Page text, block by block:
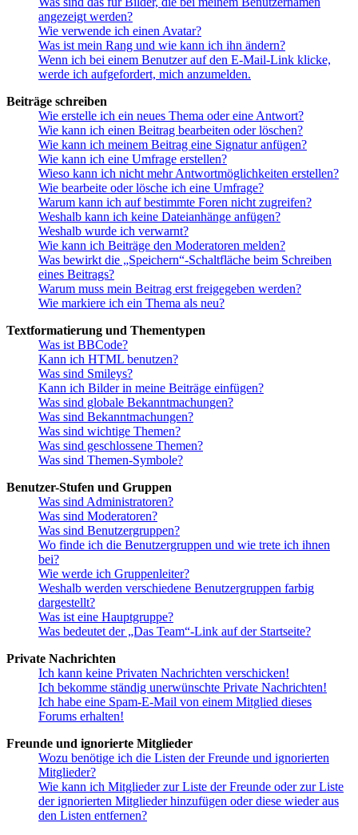
angezeigt werden?
Wie verwende ich einen Avatar?
Was ist mein Rang und wie kann ich ihn ändern?
Wenn ich bei einem Benutzer auf den E-Mail-Link klicke,
werde ich aufgefordert, mich anzumelden.
Beiträge schreiben
Wie erstelle ich ein neues Thema oder eine Antwort?
Wie kann ich einen Beitrag bearbeiten oder löschen?
Wie kann ich meinem Beitrag eine Signatur anfügen?
Wie kann ich eine Umfrage erstellen?
Wieso kann ich nicht mehr Antwortmöglichkeiten erstellen?
Wie bearbeite oder lösche ich eine Umfrage?
Warum kann ich auf bestimmte Foren nicht zugreifen?
Weshalb kann ich keine Dateianhänge anfügen?
Weshalb wurde ich verwarnt?
Wie kann ich Beiträge den Moderatoren melden?
Was bewirkt die „Speichern“-Schaltfläche beim Schreiben
eines Beitrags?
Warum muss mein Beitrag erst freigegeben werden?
Wie markiere ich ein Thema als neu?
Textformatierung und Thementypen
Was ist BBCode?
Kann ich HTML benutzen?
Was sind Smileys?
Kann ich Bilder in meine Beiträge einfügen?
Was sind globale Bekanntmachungen?
Was sind Bekanntmachungen?
Was sind wichtige Themen?
Was sind geschlossene Themen?
Was sind Themen-Symbole?
Benutzer-Stufen und Gruppen
Was sind Administratoren?
Was sind Moderatoren?
Was sind Benutzergruppen?
Wo finde ich die Benutzergruppen und wie trete ich ihnen
bei?
Wie werde ich Gruppenleiter?
Weshalb werden verschiedene Benutzergruppen farbig
dargestellt?
Was ist eine Hauptgruppe?
Was bedeutet der „Das Team“-Link auf der Startseite?
Private Nachrichten
Ich kann keine Privaten Nachrichten verschicken!
Ich bekomme ständig unerwünschte Private Nachrichten!
Ich habe eine Spam-E-Mail von einem Mitglied dieses
Forums erhalten!
Freunde und ignorierte Mitglieder
Wozu benötige ich die Listen der Freunde und ignorierten
Mitglieder?
Wie kann ich Mitglieder zur Liste der Freunde oder zur Liste
der ignorierten Mitglieder hinzufügen oder diese wieder aus
den Listen entfernen?